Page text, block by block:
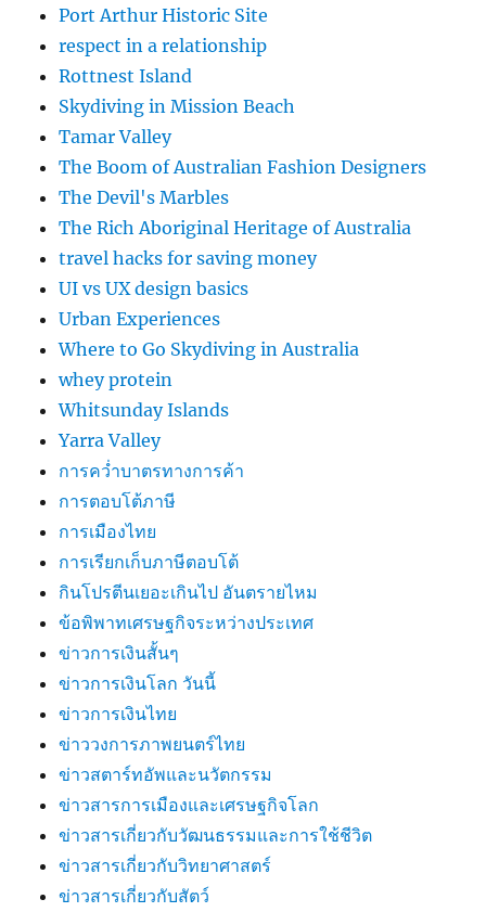
Port Arthur Historic Site
respect in a relationship
Rottnest Island
Skydiving in Mission Beach
Tamar Valley
The Boom of Australian Fashion Designers
The Devil's Marbles
The Rich Aboriginal Heritage of Australia
travel hacks for saving money
UI vs UX design basics
Urban Experiences
Where to Go Skydiving in Australia
whey protein
Whitsunday Islands
Yarra Valley
การคว่ำบาตรทางการค้า
การตอบโต้ภาษี
การเมืองไทย
การเรียกเก็บภาษีตอบโต้
กินโปรตีนเยอะเกินไป อันตรายไหม
ข้อพิพาทเศรษฐกิจระหว่างประเทศ
ข่าวการเงินสั้นๆ
ข่าวการเงินโลก วันนี้
ข่าวการเงินไทย
ข่าววงการภาพยนตร์ไทย
ข่าวสตาร์ทอัพและนวัตกรรม
ข่าวสารการเมืองและเศรษฐกิจโลก
ข่าวสารเกี่ยวกับวัฒนธรรมและการใช้ชีวิต
ข่าวสารเกี่ยวกับวิทยาศาสตร์
ข่าวสารเกี่ยวกับสัตว์